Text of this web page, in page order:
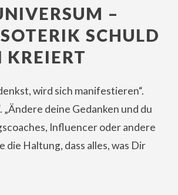
–
SCHULD
wird sich manifestieren“.
„Ändere deine Gedanken und du
Influencer oder andere
Haltung, dass alles, was Dir